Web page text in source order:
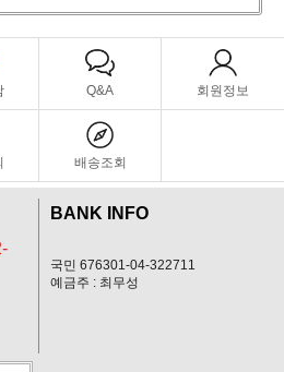
Q&A 회원정보
배송조회
BANK INFO
국민 676301-04-322711
예금주 : 최무성